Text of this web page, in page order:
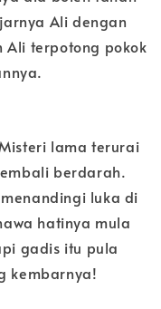
Ali dengan
terpotong pokok
lama terurai
berdarah.
luka di
hatinya mula
gadis itu pula
kembarnya!